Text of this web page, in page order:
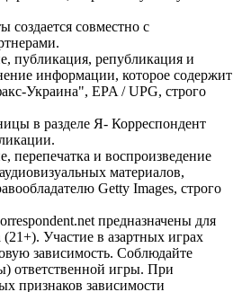
создается совместно с
публикация, републикация и
информации, которое содержит
Украина", EPA / UPG, строго
в разделе Я- Корреспондент
перепечатка и воспроизведение
материалов,
Getty Images, строго
предназначены для
Участие в азартных играх
зависимость. Соблюдайте
ответственной игры. При
признаков зависимости